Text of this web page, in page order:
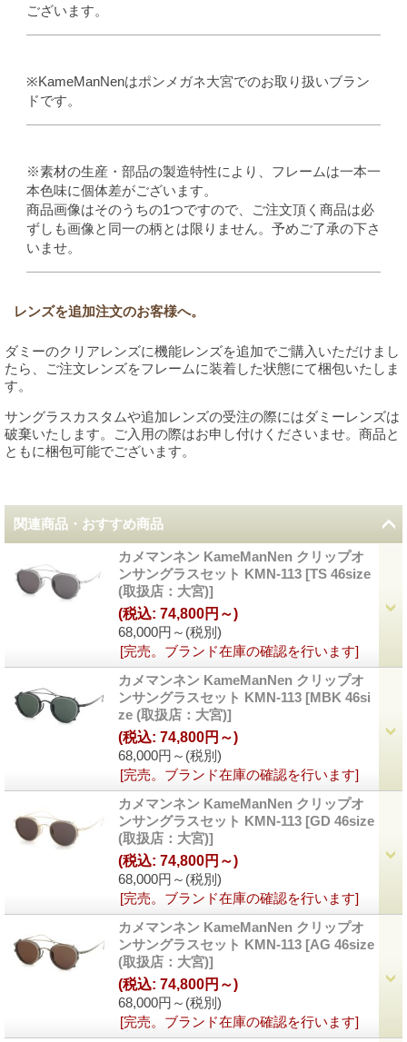
ございます。
※KameManNenはポンメガネ大宮でのお取り扱いブラン
ドです。
※素材の生産・部品の製造特性により、フレームは一本一
本色味に個体差がございます。
商品画像はそのうちの1つですので、ご注文頂く商品は必
ずしも画像と同一の柄とは限りません。予めご了承の下さ
いませ。
レンズを追加注文のお客様へ。
ダミーのクリアレンズに機能レンズを追加でご購入いただけまし
たら、ご注文レンズをフレームに装着した状態にて梱包いたしま
す。
サングラスカスタムや追加レンズの受注の際にはダミーレンズは
破棄いたします。ご入用の際はお申し付けくださいませ。商品と
ともに梱包可能でございます。
関連商品・おすすめ商品
カメマンネン KameManNen クリップオ
ンサングラスセット KMN-113 [TS 46size
(取扱店：大宮)]
68,000円～ (税別)
(税込: 74,800円～)
[完売。ブランド在庫の確認を行います]
カメマンネン KameManNen クリップオ
ンサングラスセット KMN-113 [MBK 46si
ze (取扱店：大宮)]
68,000円～ (税別)
(税込: 74,800円～)
[完売。ブランド在庫の確認を行います]
カメマンネン KameManNen クリップオ
ンサングラスセット KMN-113 [GD 46size
(取扱店：大宮)]
68,000円～ (税別)
(税込: 74,800円～)
[完売。ブランド在庫の確認を行います]
カメマンネン KameManNen クリップオ
ンサングラスセット KMN-113 [AG 46size
(取扱店：大宮)]
68,000円～ (税別)
(税込: 74,800円～)
[完売。ブランド在庫の確認を行います]